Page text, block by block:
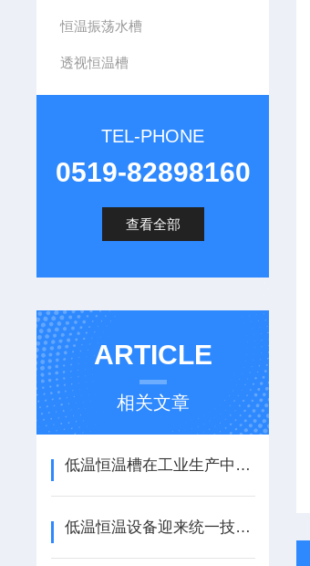
恒温振荡水槽
透视恒温槽
TEL-PHONE
0519-82898160
查看全部
ARTICLE
相关文章
低温恒温槽在工业生产中有着重要应用
低温恒温设备迎来统一技术准则